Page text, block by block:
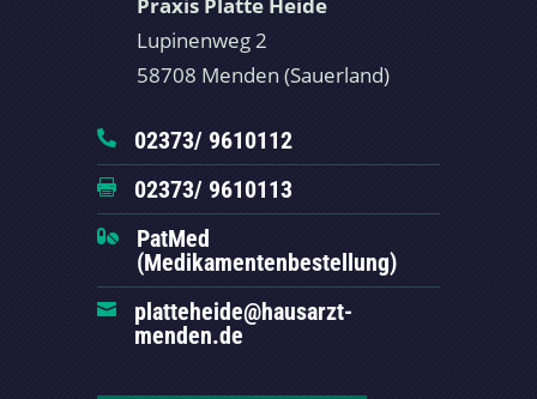
Lupinenweg 2
58708 Menden (Sauerland)
 02373/ 9610112
 02373/ 9610113

PatMed
(Medikamentenbestellung)

platteheide@hausarzt-
menden.de